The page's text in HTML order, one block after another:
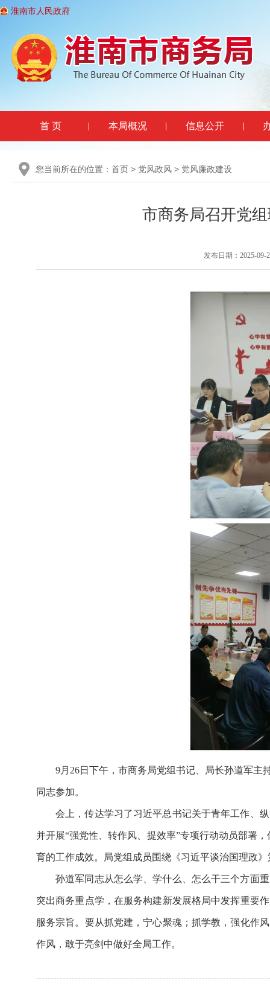
淮南市人民政府
首 页 本局概况 信息公开
您当前所在的位置： 首页 > 党风政风 > 党风廉政建设
市商务局召开党
发布日期：2025-09-
9月26日下午，市商务局党组书记、局长孙道军
同志参加。
会上，传达学习了习近平总书记关于青年工作、
并开展“强党性、转作风、提效率”专项行动动员部署
育的工作成效。局党组成员围绕《习近平谈治国理政
孙道军同志从怎么学、学什么、怎么干三个方面
突出商务重点学，在服务构建新发展格局中发挥重要
服务宗旨。要从抓党建，宁心聚魂；抓学教，强化作
作风，敢于亮剑中做好全局工作。